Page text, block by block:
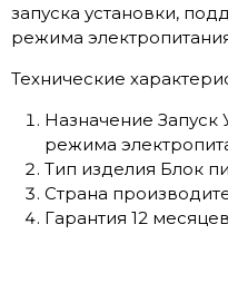
запуска установки,
режима
Технические
Назначение
режима
Тип изделия Блок
Страна
Гарантия 12 месяцев